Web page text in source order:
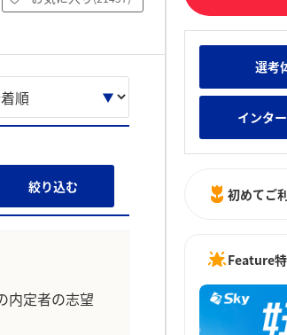
みんなの新卒就職人気企業ランキング
28卒 IT・DX現場社員インタビュー
絞り込む
内定者の志望
選考
インタ
初めてご
Feature